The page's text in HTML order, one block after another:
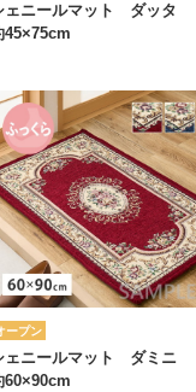
ェニールマット ダッタ
45×75cm
ープン
ェニールマット ダミニ
60×90cm